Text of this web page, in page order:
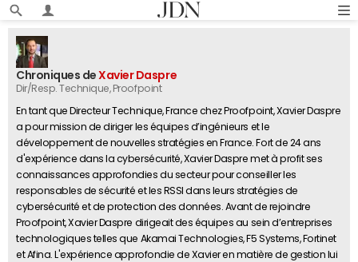
Chroniques deXavier Daspre
Dir/Resp. Technique, Proofpoint
En tant que Directeur Technique, France chez Proofpoint, Xavier Daspre
a pour mission de diriger les équipes d’ingénieurs et le
développement de nouvelles stratégies en France. Fort de 24 ans
d'expérience dans la cybersécurité, Xavier Daspre met à profit ses
connaissances approfondies du secteur pour conseiller les
responsables de sécurité et les RSSI dans leurs stratégies de
cybersécurité et de protection des données. Avant de rejoindre
Proofpoint, Xavier Daspre dirigeait des équipes au sein d’entreprises
technologiques telles que Akamai Technologies, F5 Systems, Fortinet
et Afina. L'expérience approfondie de Xavier en matière de gestion lui